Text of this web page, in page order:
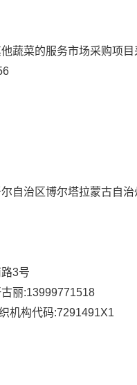
蔬菜的服务市场采购项目
自治区博尔塔拉蒙古自治
3号
丽:13999771518
机构代码:7291491X1